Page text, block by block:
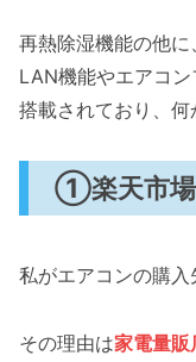
再熱除湿機能の他
LAN機能やエアコ
搭載されており、何
①楽天市場
私がエアコンの購入
その理由は家電量販